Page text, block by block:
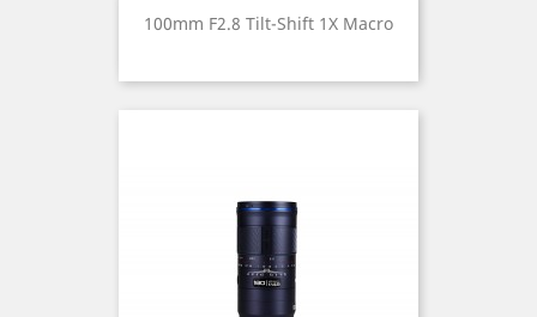
100mm F2.8 Tilt-Shift 1X Macro